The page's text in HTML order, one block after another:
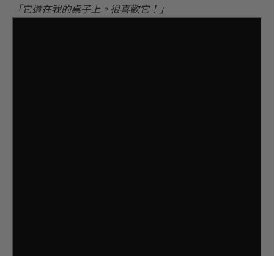
「它還在我的桌子上。很喜歡它！」